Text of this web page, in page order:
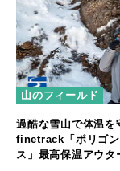
山のフィールド
過酷な雪山で体温を
finetrack「ポリゴン
ス」最高保温アウタ